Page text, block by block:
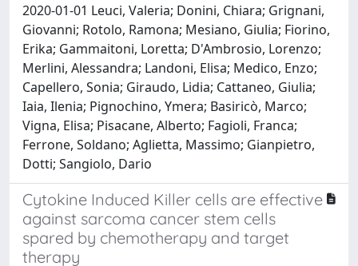
2020-01-01 Leuci, Valeria; Donini, Chiara; Grignani,
Giovanni; Rotolo, Ramona; Mesiano, Giulia; Fiorino,
Erika; Gammaitoni, Loretta; D'Ambrosio, Lorenzo;
Merlini, Alessandra; Landoni, Elisa; Medico, Enzo;
Capellero, Sonia; Giraudo, Lidia; Cattaneo, Giulia;
Iaia, Ilenia; Pignochino, Ymera; Basiricò, Marco;
Vigna, Elisa; Pisacane, Alberto; Fagioli, Franca;
Ferrone, Soldano; Aglietta, Massimo; Gianpietro,
Dotti; Sangiolo, Dario
Cytokine Induced Killer cells are effective
against sarcoma cancer stem cells
spared by chemotherapy and target
therapy